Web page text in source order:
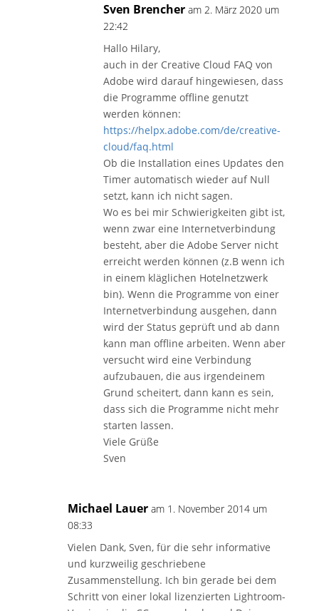
Sven Brencher am 2. März 2020 um
22:42
Hallo Hilary,
auch in der Creative Cloud FAQ von
Adobe wird darauf hingewiesen, dass
die Programme offline genutzt
werden können:
https://helpx.adobe.com/de/creative-
cloud/faq.html
Ob die Installation eines Updates den
Timer automatisch wieder auf Null
setzt, kann ich nicht sagen.
Wo es bei mir Schwierigkeiten gibt ist,
wenn zwar eine Internetverbindung
besteht, aber die Adobe Server nicht
erreicht werden können (z.B wenn ich
in einem kläglichen Hotelnetzwerk
bin). Wenn die Programme von einer
Internetverbindung ausgehen, dann
wird der Status geprüft und ab dann
kann man offline arbeiten. Wenn aber
versucht wird eine Verbindung
aufzubauen, die aus irgendeinem
Grund scheitert, dann kann es sein,
dass sich die Programme nicht mehr
starten lassen.
Viele Grüße
Sven
Michael Lauer am 1. November 2014 um
08:33
Vielen Dank, Sven, für die sehr informative
und kurzweilig geschriebene
Zusammenstellung. Ich bin gerade bei dem
Schritt von einer lokal lizenzierten Lightroom-